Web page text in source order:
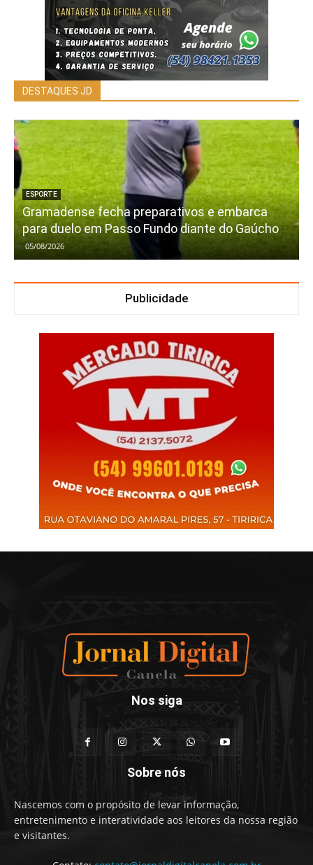
DESTAQUES JD
ESPORTE
Gramadense fecha preparativos e embarca
para duelo em Passo Fundo diante do Gaúcho
05/08/2026
Publicidade
Nos siga
Sobre nós
Nascemos com o propósito de levar informação,
entretenimento e interatividade aos leitores da nossa região
e visitantes.